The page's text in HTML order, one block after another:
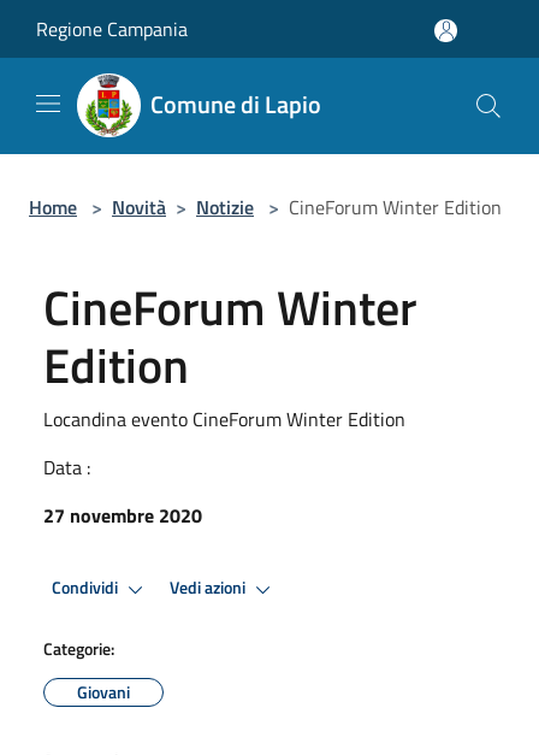
Regione Campania
Comune di Lapio
Home > Novità > Notizie > CineForum Winter Edition
CineForum Winter
Edition
Locandina evento CineForum Winter Edition
Data :
27 novembre 2020
Condividi Vedi azioni
Categorie:
Giovani